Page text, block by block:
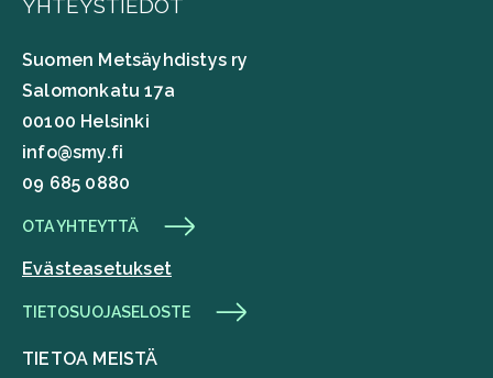
YHTEYSTIEDOT
Suomen Metsäyhdistys ry
Salomonkatu 17a
00100 Helsinki
info@smy.fi
09 685 0880
OTA YHTEYTTÄ
Evästeasetukset
TIETOSUOJASELOSTE
TIETOA MEISTÄ